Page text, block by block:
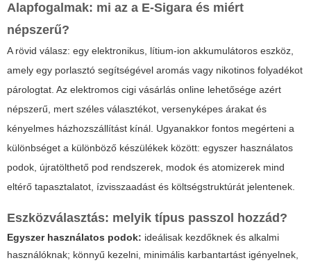
Alapfogalmak: mi az a E-Sigara és miért
népszerű?
A rövid válasz: egy elektronikus, lítium-ion akkumulátoros eszköz,
amely egy porlasztó segítségével aromás vagy nikotinos folyadékot
párologtat. Az elektromos cigi vásárlás online lehetősége azért
népszerű, mert széles választékot, versenyképes árakat és
kényelmes házhozszállítást kínál. Ugyanakkor fontos megérteni a
különbséget a különböző készülékek között: egyszer használatos
podok, újratölthető pod rendszerek, modok és atomizerek mind
eltérő tapasztalatot, ízvisszaadást és költségstruktúrát jelentenek.
Eszközválasztás: melyik típus passzol hozzád?
Egyszer használatos podok: ideálisak kezdőknek és alkalmi
használóknak; könnyű kezelni, minimális karbantartást igényelnek,